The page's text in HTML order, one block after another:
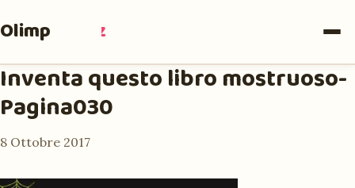
Olimpia Ruiz
Inventa questo libro mostruoso-
Pagina030
8 Ottobre 2017